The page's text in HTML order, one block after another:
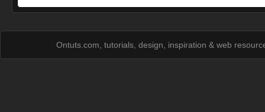
Ontuts.com, tutorials, design, inspiration & web